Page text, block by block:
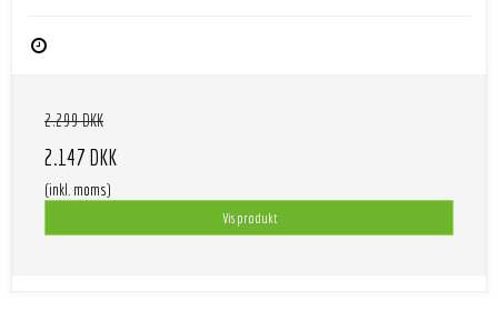
2.299 DKK
2.147 DKK
(inkl. moms)
Vis produkt